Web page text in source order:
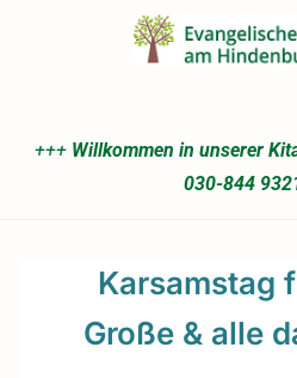
+++ Willkommen in unserer
030-844
Karsamstag
Große & alle